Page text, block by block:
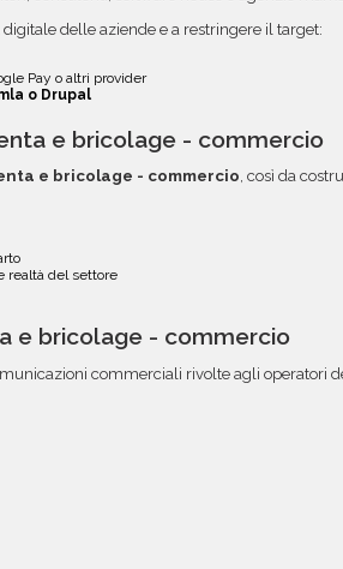
delle aziende e a restringere il target:
Pay o altri provider
o Drupal
e bricolage - commercio
e bricolage - commercio, così da
realtà del settore
e bricolage - commercio
commerciali rivolte agli operatori